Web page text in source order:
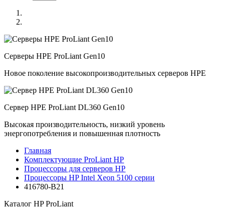
Серверы HPE ProLiant Gen10
Новое поколение высокопроизводительных серверов HPE
Сервер HPE ProLiant DL360 Gen10
Высокая производительность, низкий уровень
энергопотребления и повышенная плотность
Главная
Комплектующие ProLiant HP
Процессоры для серверов HP
Процессоры HP Intel Xeon 5100 серии
416780-B21
Каталог HP ProLiant